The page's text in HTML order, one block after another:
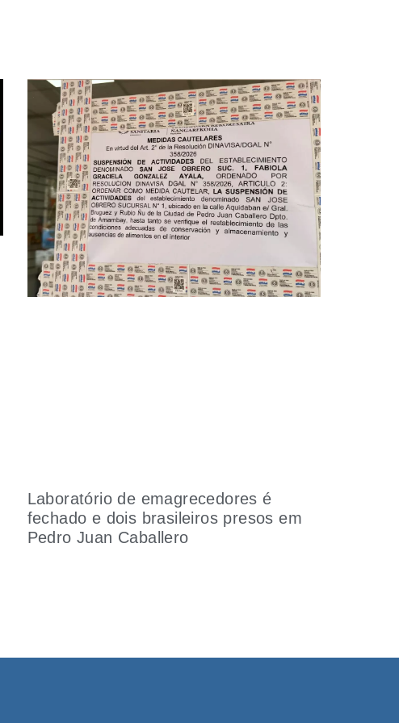
Laboratório de emagrecedores é
fechado e dois brasileiros presos em
Pedro Juan Caballero